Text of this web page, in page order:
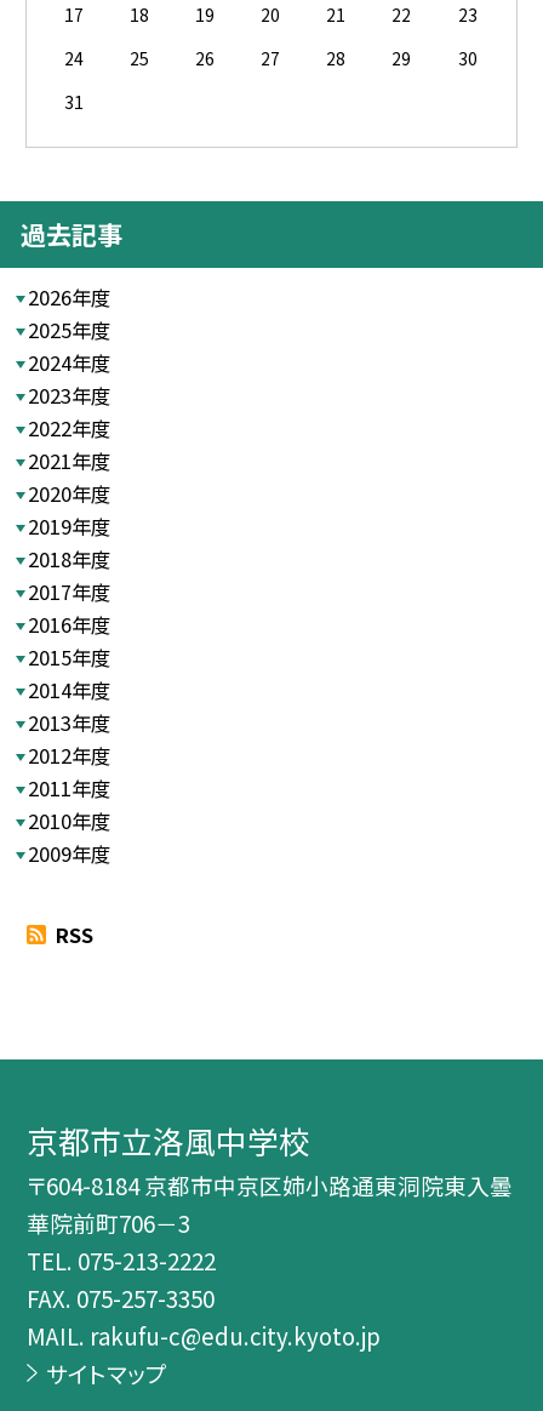
17
18 19 20 21 22
23
24
25 26 27 28 29
30
31
過去記事
2026年度
2025年度
2024年度
2023年度
2022年度
2021年度
2020年度
2019年度
2018年度
2017年度
2016年度
2015年度
2014年度
2013年度
2012年度
2011年度
2010年度
2009年度
RSS
京都市立洛風中学校
〒604-8184 京都市中京区姉小路通東洞院東入曇
華院前町706－3
TEL. 075-213-2222
FAX. 075-257-3350
MAIL. rakufu-c@edu.city.kyoto.jp
サイトマップ